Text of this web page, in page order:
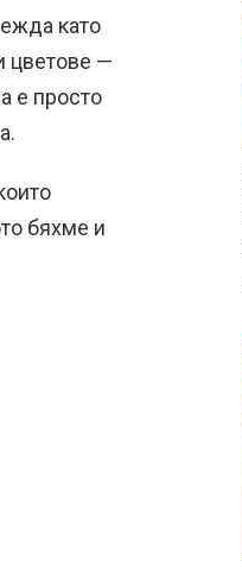
като
цветове —
е просто
бяхме и